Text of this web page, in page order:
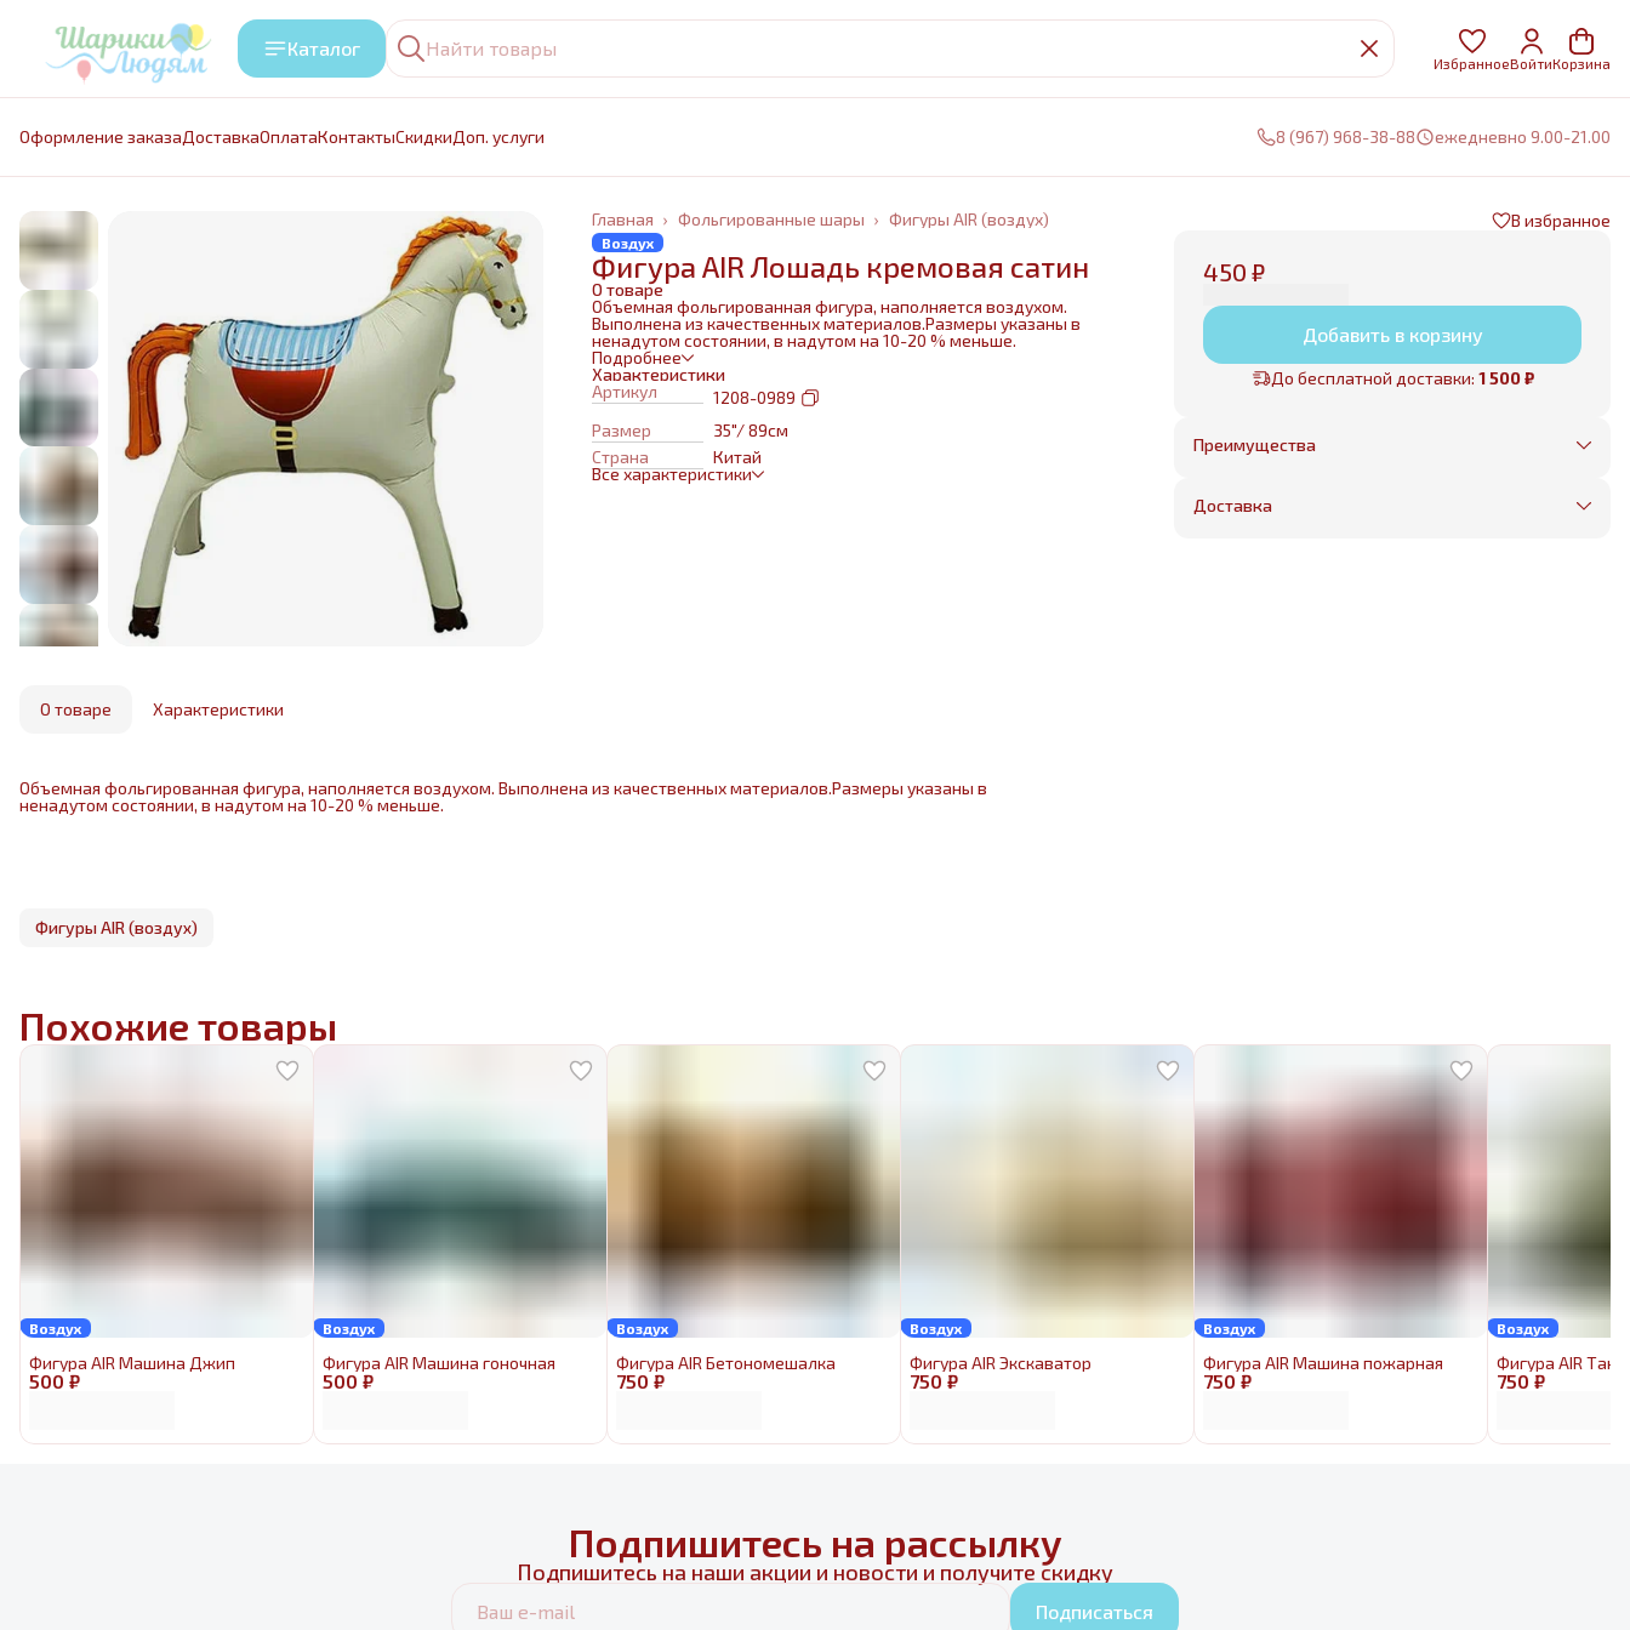
Каталог
ИзбранноеВойтиКорзина
Оформление заказаДоставкаОплатаКонтактыCкидкиДоп. услуги 8 (967) 968-38-88 ежедневно 9.00-21.00
Фигуры AIR (воздух)
Фольгированные шары ›
Главная ›
Воздух
Фигура AIR Лошадь кремовая сатин
О товаре
Объемная фольгированная фигура, наполняется воздухом.
Выполнена из качественных материалов.Размеры указаны в
ненадутом состоянии, в надутом на 10-20 % меньше.
Подробнее
Характеристики
Артикул
1208-0989
Размер
35"/ 89см
Страна
Китай
Все характеристики
В избранное
450 ₽
Добавить в корзину
До бесплатной доставки: 1 500 ₽
Преимущества
Оплата частями в Сплит
Бесплатная доставка в пределах КАД
Доставка
О товаре Характеристики
Объемная фольгированная фигура, наполняется воздухом. Выполнена из качественных материалов.Размеры указаны в
ненадутом состоянии, в надутом на 10-20 % меньше.
Фигуры AIR (воздух)
Похожие товары
Воздух
500 ₽
Фигура AIR Машина Джип
Воздух
500 ₽
Фигура AIR Машина гоночная
Воздух
750 ₽
Фигура AIR Бетономешалка
Воздух
750 ₽
Фигура AIR Экскаватор
Воздух
750 ₽
Фигура AIR Машина пожарная
Воздух
750 ₽
Фигура AIR Танк
Подпишитесь на рассылку
Подпишитесь на наши акции и новости и получите скидку
Подписаться